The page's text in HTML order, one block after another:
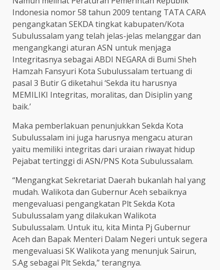
Indonesia nomor 58 tahun 2009 tentang TATA CARA
pengangkatan SEKDA tingkat kabupaten/Kota
Subulussalam yang telah jelas-jelas melanggar dan
mengangkangi aturan ASN untuk menjaga
Integritasnya sebagai ABDI NEGARA di Bumi Sheh
Hamzah Fansyuri Kota Subulussalam tertuang di
pasal 3 Butir G diketahui ‘Sekda itu harusnya
MEMILIKI Integritas, moralitas, dan Disiplin yang
baik.’
Maka pemberlakuan penunjukkan Sekda Kota
Subulussalam ini juga harusnya mengacu aturan
yaitu memiliki integritas dari uraian riwayat hidup
Pejabat tertinggi di ASN/PNS Kota Subulussalam.
“Mengangkat Sekretariat Daerah bukanlah hal yang
mudah. Walikota dan Gubernur Aceh sebaiknya
mengevaluasi pengangkatan Plt Sekda Kota
Subulussalam yang dilakukan Walikota
Subulussalam. Untuk itu, kita Minta Pj Gubernur
Aceh dan Bapak Menteri Dalam Negeri untuk segera
mengevaluasi SK Walikota yang menunjuk Sairun,
S.Ag sebagai Plt Sekda,” terangnya.